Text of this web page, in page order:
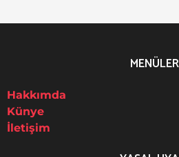
MENÜLER
Hakkımda
Künye
İletişim